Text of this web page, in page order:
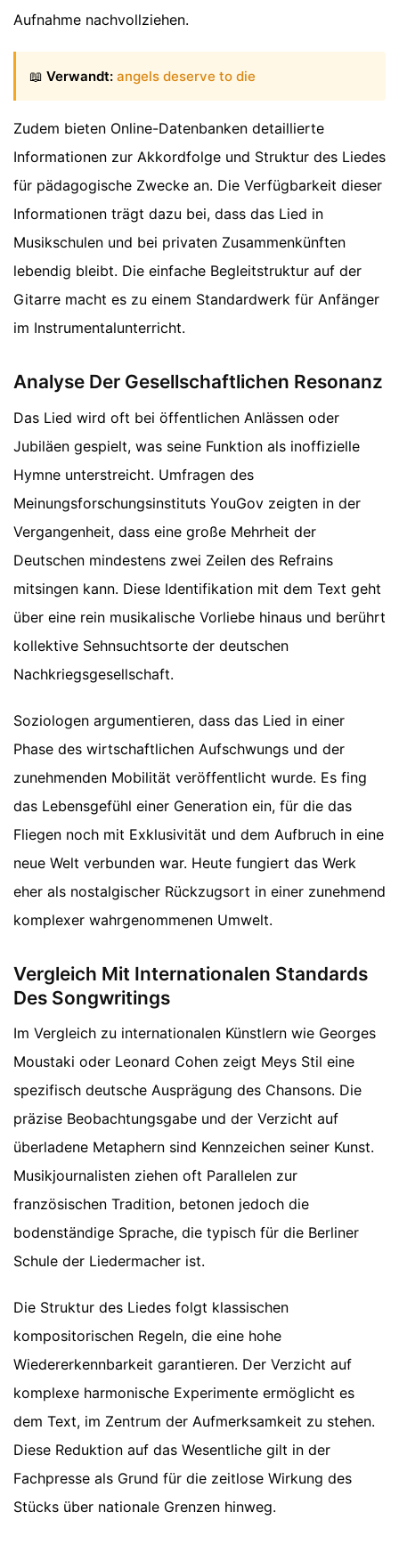
Aufnahme nachvollziehen.
📖 Verwandt: angels deserve to die
Zudem bieten Online-Datenbanken detaillierte
Informationen zur Akkordfolge und Struktur des Liedes
für pädagogische Zwecke an. Die Verfügbarkeit dieser
Informationen trägt dazu bei, dass das Lied in
Musikschulen und bei privaten Zusammenkünften
lebendig bleibt. Die einfache Begleitstruktur auf der
Gitarre macht es zu einem Standardwerk für Anfänger
im Instrumentalunterricht.
Analyse Der Gesellschaftlichen Resonanz
Das Lied wird oft bei öffentlichen Anlässen oder
Jubiläen gespielt, was seine Funktion als inoffizielle
Hymne unterstreicht. Umfragen des
Meinungsforschungsinstituts YouGov zeigten in der
Vergangenheit, dass eine große Mehrheit der
Deutschen mindestens zwei Zeilen des Refrains
mitsingen kann. Diese Identifikation mit dem Text geht
über eine rein musikalische Vorliebe hinaus und berührt
kollektive Sehnsuchtsorte der deutschen
Nachkriegsgesellschaft.
Soziologen argumentieren, dass das Lied in einer
Phase des wirtschaftlichen Aufschwungs und der
zunehmenden Mobilität veröffentlicht wurde. Es fing
das Lebensgefühl einer Generation ein, für die das
Fliegen noch mit Exklusivität und dem Aufbruch in eine
neue Welt verbunden war. Heute fungiert das Werk
eher als nostalgischer Rückzugsort in einer zunehmend
komplexer wahrgenommenen Umwelt.
Vergleich Mit Internationalen Standards
Des Songwritings
Im Vergleich zu internationalen Künstlern wie Georges
Moustaki oder Leonard Cohen zeigt Meys Stil eine
spezifisch deutsche Ausprägung des Chansons. Die
präzise Beobachtungsgabe und der Verzicht auf
überladene Metaphern sind Kennzeichen seiner Kunst.
Musikjournalisten ziehen oft Parallelen zur
französischen Tradition, betonen jedoch die
bodenständige Sprache, die typisch für die Berliner
Schule der Liedermacher ist.
Die Struktur des Liedes folgt klassischen
kompositorischen Regeln, die eine hohe
Wiedererkennbarkeit garantieren. Der Verzicht auf
komplexe harmonische Experimente ermöglicht es
dem Text, im Zentrum der Aufmerksamkeit zu stehen.
Diese Reduktion auf das Wesentliche gilt in der
Fachpresse als Grund für die zeitlose Wirkung des
Stücks über nationale Grenzen hinweg.